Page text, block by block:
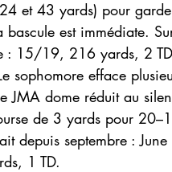
et 43 yards) pour
bascule est immédiate.
: 15/19, 216 yards, 2
sophomore efface
dome réduit au
de 3 yards pour
depuis septembre :
1 TD.